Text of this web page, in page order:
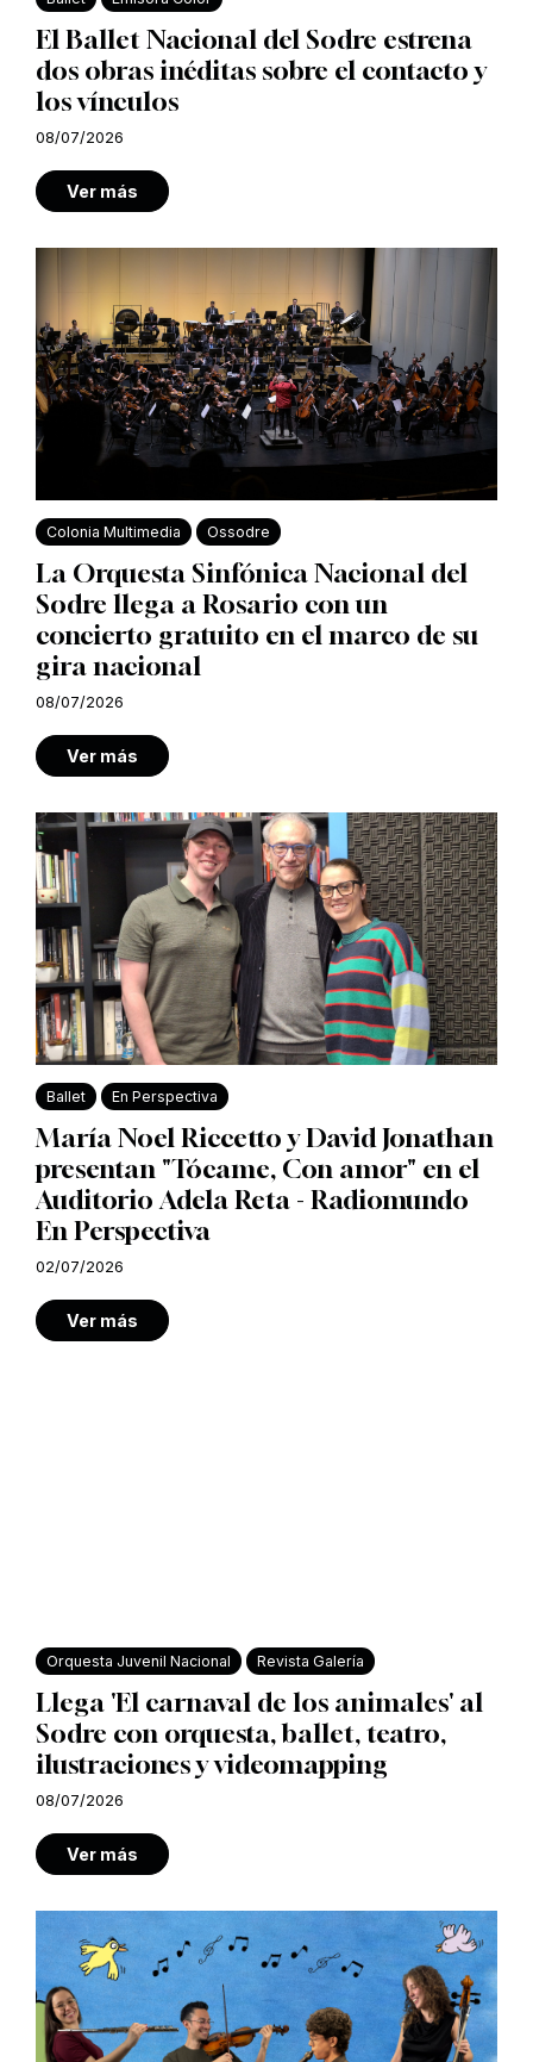
El Ballet Nacional del Sodre estrena
dos obras inéditas sobre el contacto y
los vínculos
08/07/2026
Ver más
Colonia Multimedia Ossodre
La Orquesta Sinfónica Nacional del
Sodre llega a Rosario con un
concierto gratuito en el marco de su
gira nacional
08/07/2026
Ver más
Ballet En Perspectiva
María Noel Riccetto y David Jonathan
presentan "Tócame, Con amor" en el
Auditorio Adela Reta - Radiomundo
En Perspectiva
02/07/2026
Ver más
Orquesta Juvenil Nacional Revista Galería
Llega 'El carnaval de los animales' al
Sodre con orquesta, ballet, teatro,
ilustraciones y videomapping
08/07/2026
Ver más